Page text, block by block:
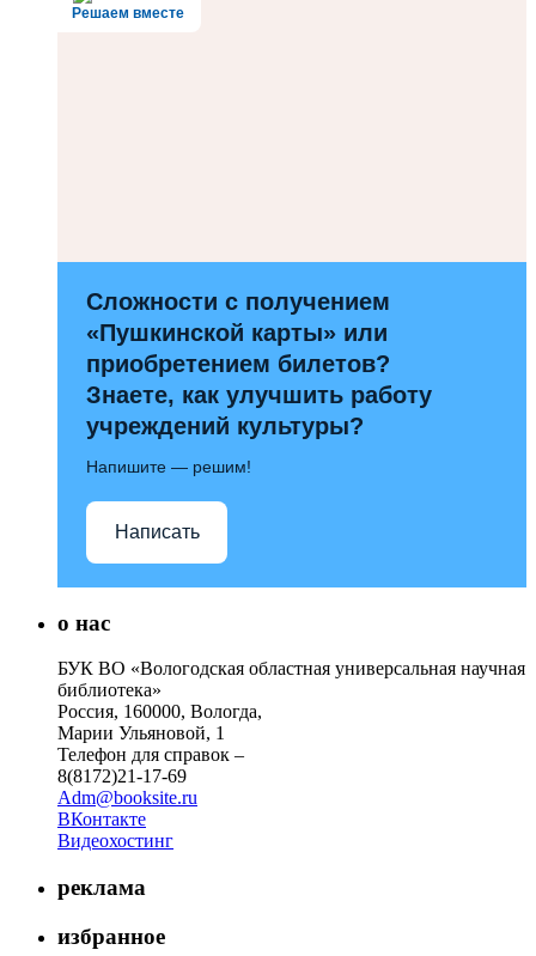
Решаем вместе
Сложности с получением
«Пушкинской карты» или
приобретением билетов?
Знаете, как улучшить работу
учреждений культуры?
Напишите — решим!
Написать
о нас
БУК ВО «Вологодская областная универсальная научная
библиотека»
Россия, 160000, Вологда,
Марии Ульяновой, 1
Телефон для справок –
8(8172)21-17-69
Adm@booksite.ru
ВКонтакте
Видеохостинг
реклама
избранное